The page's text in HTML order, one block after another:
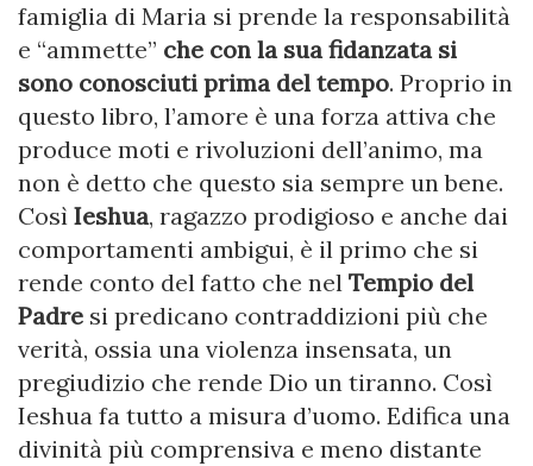
famiglia di Maria si prende la responsabilità
e “ammette” che con la sua fidanzata si
sono conosciuti prima del tempo. Proprio in
questo libro, l’amore è una forza attiva che
produce moti e rivoluzioni dell’animo, ma
non è detto che questo sia sempre un bene.
Così Ieshua, ragazzo prodigioso e anche dai
comportamenti ambigui, è il primo che si
rende conto del fatto che nel Tempio del
Padre si predicano contraddizioni più che
verità, ossia una violenza insensata, un
pregiudizio che rende Dio un tiranno. Così
Ieshua fa tutto a misura d’uomo. Edifica una
divinità più comprensiva e meno distante